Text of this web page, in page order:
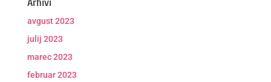
Arhivi
avgust 2023
julij 2023
marec 2023
februar 2023